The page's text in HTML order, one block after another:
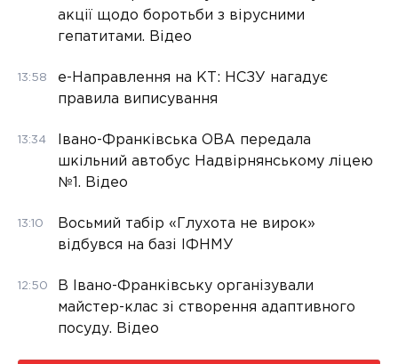
акції щодо боротьби з вірусними
гепатитами. Відео
13:58
е-Направлення на КТ: НСЗУ нагадує
правила виписування
13:34
Івано-Франківська ОВА передала
шкільний автобус Надвірнянському ліцею
№1. Відео
13:10
Восьмий табір «Глухота не вирок»
відбувся на базі ІФНМУ
12:50
В Івано-Франківську організували
майстер-клас зі створення адаптивного
посуду. Відео